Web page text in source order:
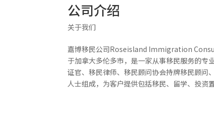
公司介绍
关于我们
嘉博移民公司Roseisland Immigration
于加拿大多伦多市，是一家从事移民服务的专
证官、移民律师、移民顾问协会持牌移民顾问
人士组成，为客户提供包括移民、留学、投资